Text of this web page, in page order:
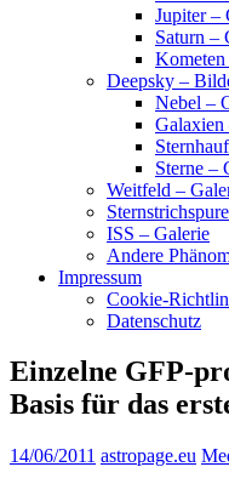
Jupiter –
Saturn –
Deepsky –
Nebel –
Galaxien
Sterne –
Weitfeld –
ISS – Galerie
Andere
Impressum
Cookie-
Datenschutz
Einzelne GFP-
Basis für das
14/06/2011 astropage.eu